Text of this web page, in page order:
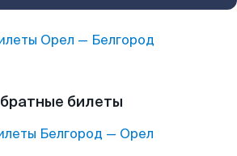
Орел — Белгород
билеты
Белгород — Орел